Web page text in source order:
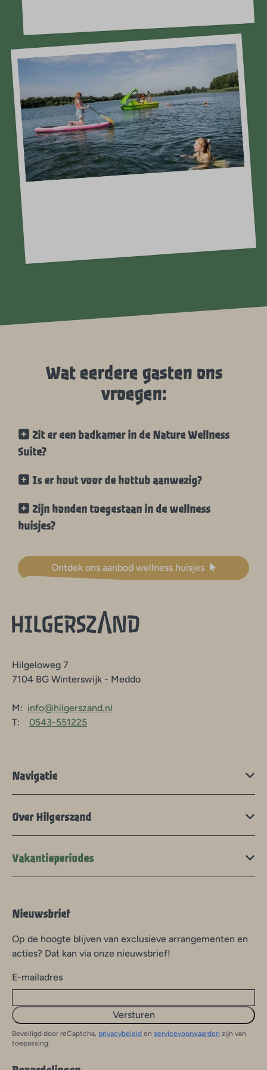
Wat eerdere gasten ons
vroegen:
Zit er een badkamer in de Nature Wellness
Suite?
Is er hout voor de hottub aanwezig?
Zijn honden toegestaan in de wellness
huisjes?
Ontdek ons aanbod wellness huisjes
Hilgeloweg 7
7104 BG Winterswijk - Meddo
M: info@hilgerszand.nl
T: 0543-551225
Navigatie
Over Hilgerszand
Vakantieperiodes
Nieuwsbrief
Op de hoogte blijven van exclusieve arrangementen en
acties? Dat kan via onze nieuwsbrief!
E-mailadres
Versturen
Beveiligd door reCaptcha, privacybeleid en servicevoorwaarden zijn van
toepassing.